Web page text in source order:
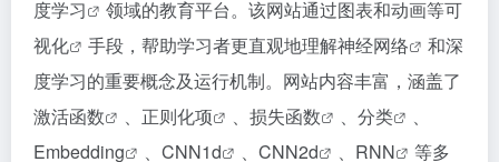
度学习
领域的教育平台。该网站通过图表和动画等可
视化
手段，帮助学习者更直观地理解神经网络
和深
度学习的重要概念及运行机制。网站内容丰富，涵盖了
激活函数
、 正则化项 、 损失函数 、 分类
、
Embedding
、 CNN1d 、 CNN2d 、 RNN
等多